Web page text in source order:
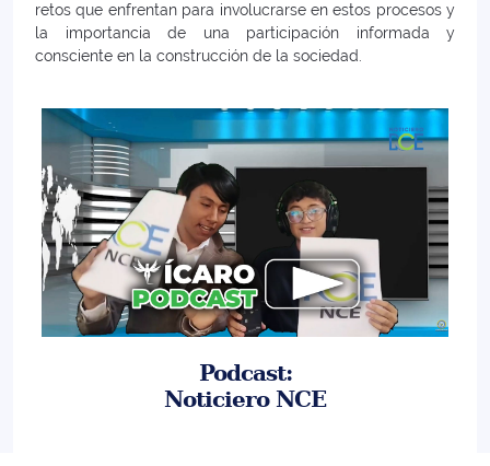
retos que enfrentan para involucrarse en estos procesos y
la importancia de una participación informada y
consciente en la construcción de la sociedad.
Podcast:
Noticiero NCE